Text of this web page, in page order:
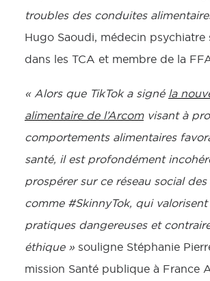
troubles des conduites
Hugo Saoudi, médecin psychiatre
dans les TCA et membre de la
« Alors que TikTok a signé la
alimentaire de l’Arcomvisant à
comportements alimentaires
santé, il est profondément
prospérer sur ce réseau social
comme #SkinnyTok, qui valorisent
pratiques dangereuses et
éthique » souligne Stéphanie
mission Santé publique à France